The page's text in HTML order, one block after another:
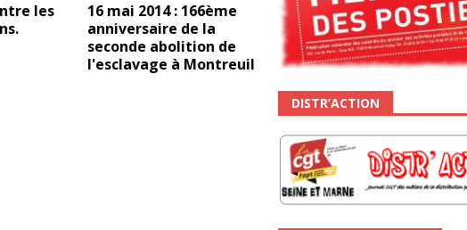
les
16 mai 2014 : 166ème
anniversaire de la
seconde abolition de
l'esclavage à Montreuil
DISTR’ACTION